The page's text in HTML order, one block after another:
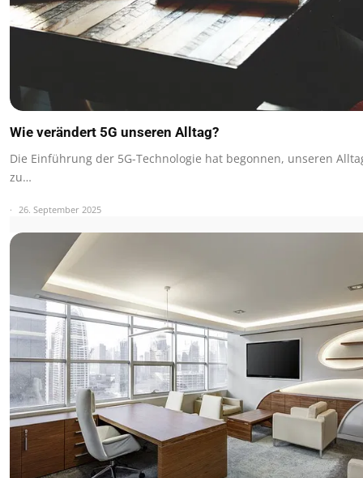
Wie verändert 5G unseren Alltag?
Die Einführung der 5G-Technologie hat begonnen, unseren
zu…
26. September 2025